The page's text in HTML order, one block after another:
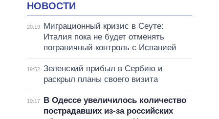
НОВОСТИ
20:19
Миграционный кризис в Сеуте:
Италия пока не будет отменять
пограничный контроль с Испанией
19:52 Зеленский прибыл в Сербию и
раскрыл планы своего визита
19:17
В Одессе увеличилось количество
пострадавших из-за российских